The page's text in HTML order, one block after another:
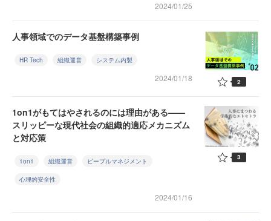
2024/01/25
人事領域でのデータ基盤構築事例
HR Tech 組織運営 システム内製
2024/01/18 2
1on1がもてはやされるのには理由がある——
スリッピーな現代社会の組織的適応メカニズム
と対応策
1on1 組織運営 ピープルマネジメント
心理的安全性
2024/01/16
3